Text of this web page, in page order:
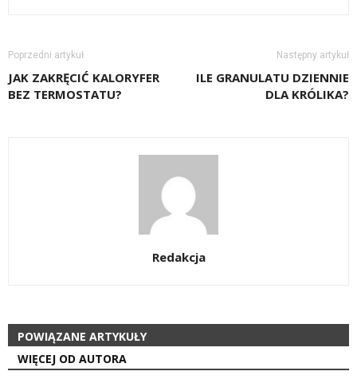
Poprzedni artykuł
JAK ZAKRĘCIĆ KALORYFER
BEZ TERMOSTATU?
Następny artykuł
ILE GRANULATU DZIENNIE
DLA KRÓLIKA?
Redakcja
POWIĄZANE ARTYKUŁY
WIĘCEJ OD AUTORA